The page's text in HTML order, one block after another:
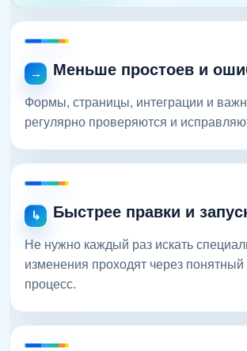
Меньше простоев и
Формы, страницы, интеграции и
регулярно проверяются и
Быстрее правки и
Не нужно каждый раз искать
изменения проходят через понятный
процесс.